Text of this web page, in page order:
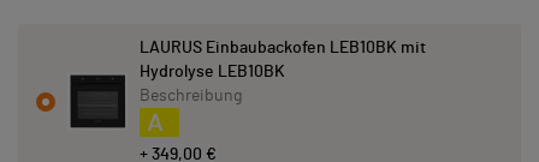
LAURUS Einbaubackofen LEB10BK mit
Hydrolyse LEB10BK
+ 349,00 €
A
Beschreibung